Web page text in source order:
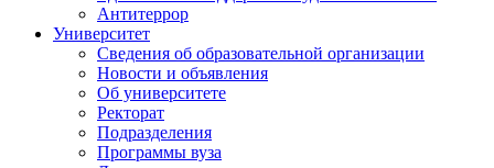
Антитеррор
Университет
Сведения об образовательной организации
Новости и объявления
Об университете
Ректорат
Подразделения
Программы вуза